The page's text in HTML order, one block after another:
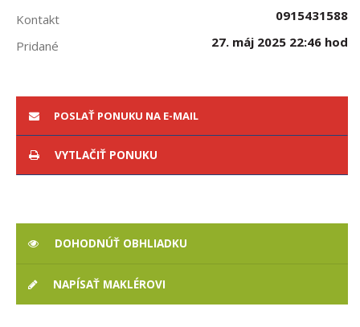
Kontakt
0915431588
Pridané
27. máj 2025 22:46 hod
POSLAŤ PONUKU NA E-MAIL
VYTLAČIŤ PONUKU
DOHODNÚŤ OBHLIADKU
NAPÍSAŤ MAKLÉROVI